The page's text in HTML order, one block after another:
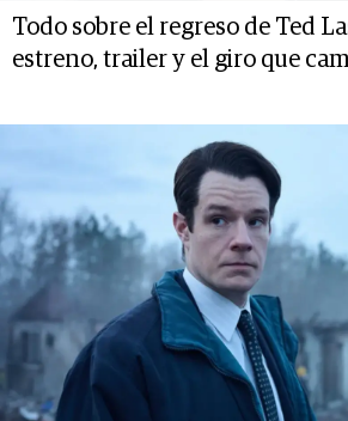
Todo sobre el regreso de Ted
estreno, trailer y el giro que